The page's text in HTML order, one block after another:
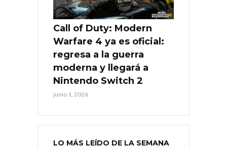
Call of Duty: Modern
Warfare 4 ya es oficial:
regresa a la guerra
moderna y llegará a
Nintendo Switch 2
junio 1, 2026
LO MÁS LEÍDO DE LA SEMANA